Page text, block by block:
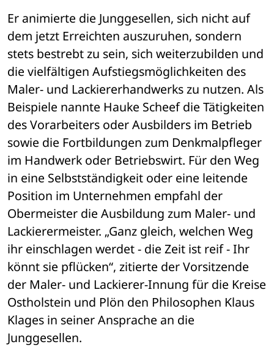
Er animierte die Junggesellen, sich nicht auf
dem jetzt Erreichten auszuruhen, sondern
stets bestrebt zu sein, sich weiterzubilden und
die vielfältigen Aufstiegsmöglichkeiten des
Maler- und Lackiererhandwerks zu nutzen. Als
Beispiele nannte Hauke Scheef die Tätigkeiten
des Vorarbeiters oder Ausbilders im Betrieb
sowie die Fortbildungen zum Denkmalpfleger
im Handwerk oder Betriebswirt. Für den Weg
in eine Selbstständigkeit oder eine leitende
Position im Unternehmen empfahl der
Obermeister die Ausbildung zum Maler- und
Lackierermeister. „Ganz gleich, welchen Weg
ihr einschlagen werdet - die Zeit ist reif - Ihr
könnt sie pflücken“, zitierte der Vorsitzende
der Maler- und Lackierer-Innung für die Kreise
Ostholstein und Plön den Philosophen Klaus
Klages in seiner Ansprache an die
Junggesellen.